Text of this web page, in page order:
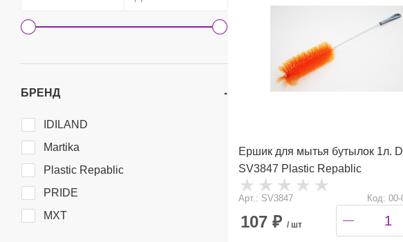
Ершик для мытья бутылок 1л.
SV3847 Plastic Repablic
Арт.: SV3847
Код: 00-
107 ₽ / шт
БРЕНД
IDILAND
Martika
Plastic Repablic
PRIDE
МХТ